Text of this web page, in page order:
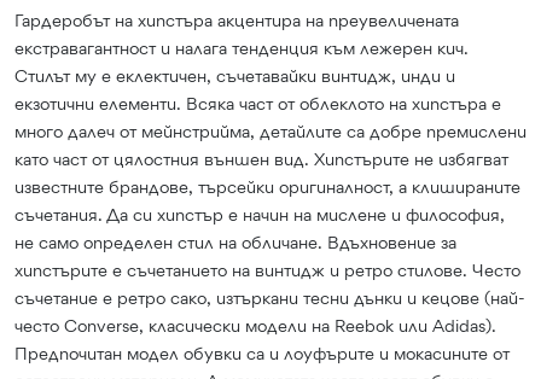
Гардеробът на хипстъра акцентира на преувеличената
екстравагантност и налага тенденция към лежерен кич.
Стилът му е еклектичен, съчетавайки винтидж, инди и
екзотични елементи. Всяка част от облеклото на хипстъра е
много далеч от мейнстрийма, детайлите са добре премислени
като част от цялостния външен вид. Хипстърите не избягват
известните брандове, търсейки оригиналност, а клишираните
съчетания. Да си хипстър е начин на мислене и философия,
не само определен стил на обличане. Вдъхновение за
хипстърите е съчетанието на винтидж и ретро стилове. Често
съчетание е ретро сако, изтъркани тесни дънки и кецове (най-
често Converse, класически модели на Reebok или Adidas).
Предпочитан модел обувки са и лоуфърите и мокасините от